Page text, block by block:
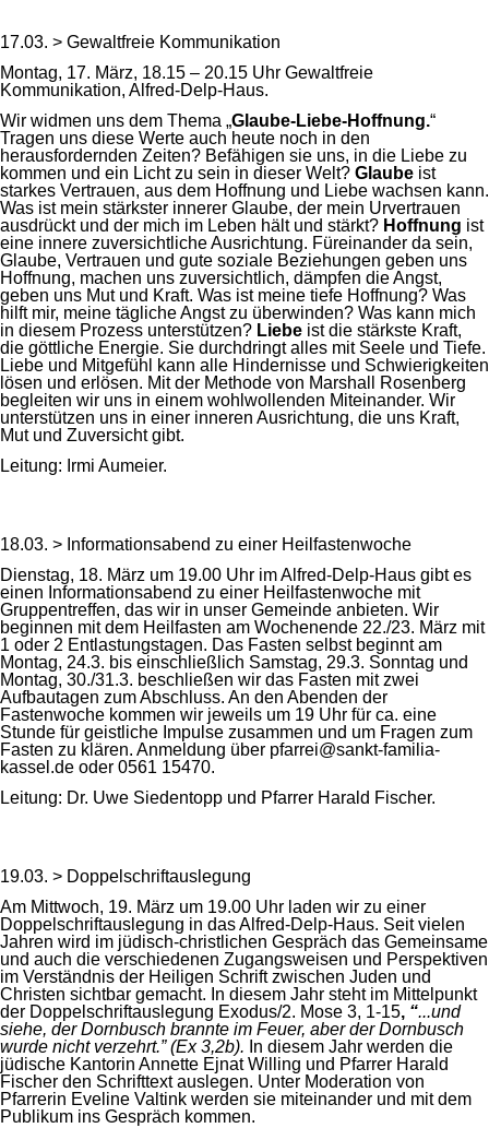
17.03. > Gewaltfreie Kommunikation
Montag, 17. März, 18.15 – 20.15 Uhr Gewaltfreie
Kommunikation, Alfred-Delp-Haus.
Wir widmen uns dem Thema „Glaube-Liebe-Hoffnung.“
Tragen uns diese Werte auch heute noch in den
herausfordernden Zeiten? Befähigen sie uns, in die Liebe zu
kommen und ein Licht zu sein in dieser Welt? Glaube ist
starkes Vertrauen, aus dem Hoffnung und Liebe wachsen kann.
Was ist mein stärkster innerer Glaube, der mein Urvertrauen
ausdrückt und der mich im Leben hält und stärkt? Hoffnung ist
eine innere zuversichtliche Ausrichtung. Füreinander da sein,
Glaube, Vertrauen und gute soziale Beziehungen geben uns
Hoffnung, machen uns zuversichtlich, dämpfen die Angst,
geben uns Mut und Kraft. Was ist meine tiefe Hoffnung? Was
hilft mir, meine tägliche Angst zu überwinden? Was kann mich
in diesem Prozess unterstützen? Liebe ist die stärkste Kraft,
die göttliche Energie. Sie durchdringt alles mit Seele und Tiefe.
Liebe und Mitgefühl kann alle Hindernisse und Schwierigkeiten
lösen und erlösen. Mit der Methode von Marshall Rosenberg
begleiten wir uns in einem wohlwollenden Miteinander. Wir
unterstützen uns in einer inneren Ausrichtung, die uns Kraft,
Mut und Zuversicht gibt.
Leitung: Irmi Aumeier.
18.03. > Informationsabend zu einer Heilfastenwoche
Dienstag, 18. März um 19.00 Uhr im Alfred-Delp-Haus gibt es
einen Informationsabend zu einer Heilfastenwoche mit
Gruppentreffen, das wir in unser Gemeinde anbieten. Wir
beginnen mit dem Heilfasten am Wochenende 22./23. März mit
1 oder 2 Entlastungstagen. Das Fasten selbst beginnt am
Montag, 24.3. bis einschließlich Samstag, 29.3. Sonntag und
Montag, 30./31.3. beschließen wir das Fasten mit zwei
Aufbautagen zum Abschluss. An den Abenden der
Fastenwoche kommen wir jeweils um 19 Uhr für ca. eine
Stunde für geistliche Impulse zusammen und um Fragen zum
Fasten zu klären. Anmeldung über pfarrei@sankt-familia-
kassel.de oder 0561 15470.
Leitung: Dr. Uwe Siedentopp und Pfarrer Harald Fischer.
19.03. > Doppelschriftauslegung
Am Mittwoch, 19. März um 19.00 Uhr laden wir zu einer
Doppelschriftauslegung in das Alfred-Delp-Haus. Seit vielen
Jahren wird im jüdisch-christlichen Gespräch das Gemeinsame
und auch die verschiedenen Zugangsweisen und Perspektiven
im Verständnis der Heiligen Schrift zwischen Juden und
Christen sichtbar gemacht. In diesem Jahr steht im Mittelpunkt
der Doppelschriftauslegung Exodus/2. Mose 3, 1-15, “...und
siehe, der Dornbusch brannte im Feuer, aber der Dornbusch
wurde nicht verzehrt.” (Ex 3,2b). In diesem Jahr werden die
jüdische Kantorin Annette Ejnat Willing und Pfarrer Harald
Fischer den Schrifttext auslegen. Unter Moderation von
Pfarrerin Eveline Valtink werden sie miteinander und mit dem
Publikum ins Gespräch kommen.